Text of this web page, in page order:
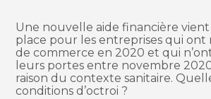
Une nouvelle aide financière vient
place pour les entreprises qui ont
de commerce en 2020 et qui
leurs portes entre novembre
raison du contexte sanitaire.
conditions d’octroi ?